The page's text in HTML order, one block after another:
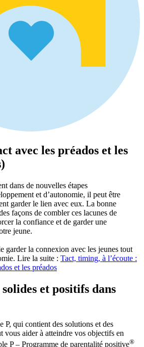
avec les préados et les
dans de nouvelles étapes
et d’autonomie, il peut être
garder le lien avec eux. La bonne
façons de combler ces lacunes de
la confiance et de garder une
jeune.
garder la connexion avec les jeunes tout
Lire la suite : Tact, timing, à l’écoute :
et les préados
et positifs dans
P, qui contient des solutions et des
vous aider à atteindre vos objectifs en
P – Programme de parentalité positive®